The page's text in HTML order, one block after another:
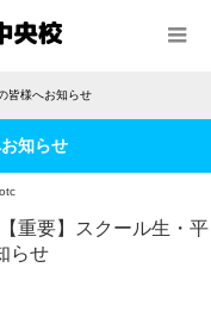
皆様へお知らせ
知らせ